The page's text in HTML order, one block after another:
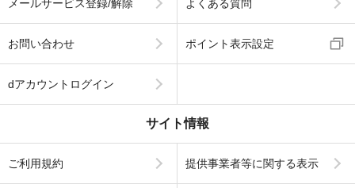
メールサービス登録/解除 よくある質問
お問い合わせ ポイント表示設定
dアカウントログイン
サイト情報
ご利用規約 提供事業者等に関する表示